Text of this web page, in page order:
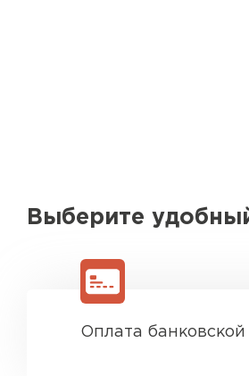
Выберите
Оплата банковской